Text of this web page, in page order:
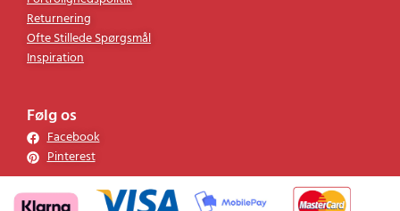
Fortrolighedspolitik
Returnering
Ofte Stillede Spørgsmål
Følg os
Facebook
Pinterest